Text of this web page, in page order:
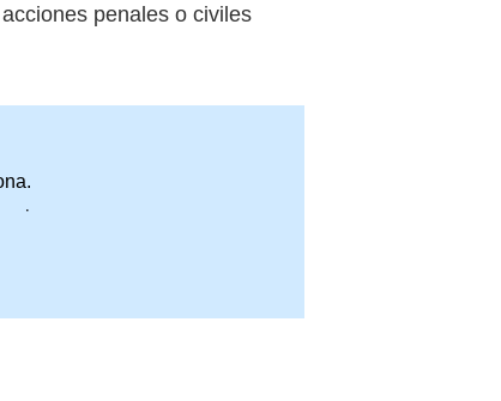
penales o civiles